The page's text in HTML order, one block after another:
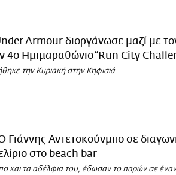
Armour διοργάνωσε μαζί με
4ο Ημιμαραθώνιο “Run City
την Κυριακή στην Κηφισιά
Αντετοκούνμπο σε
στο beach bar
και τα αδέλφια του, έδωσαν το παρών σε έναν